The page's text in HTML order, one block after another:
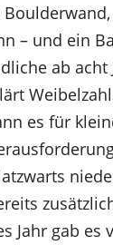
– und ein
ab
es für
Jahr gab